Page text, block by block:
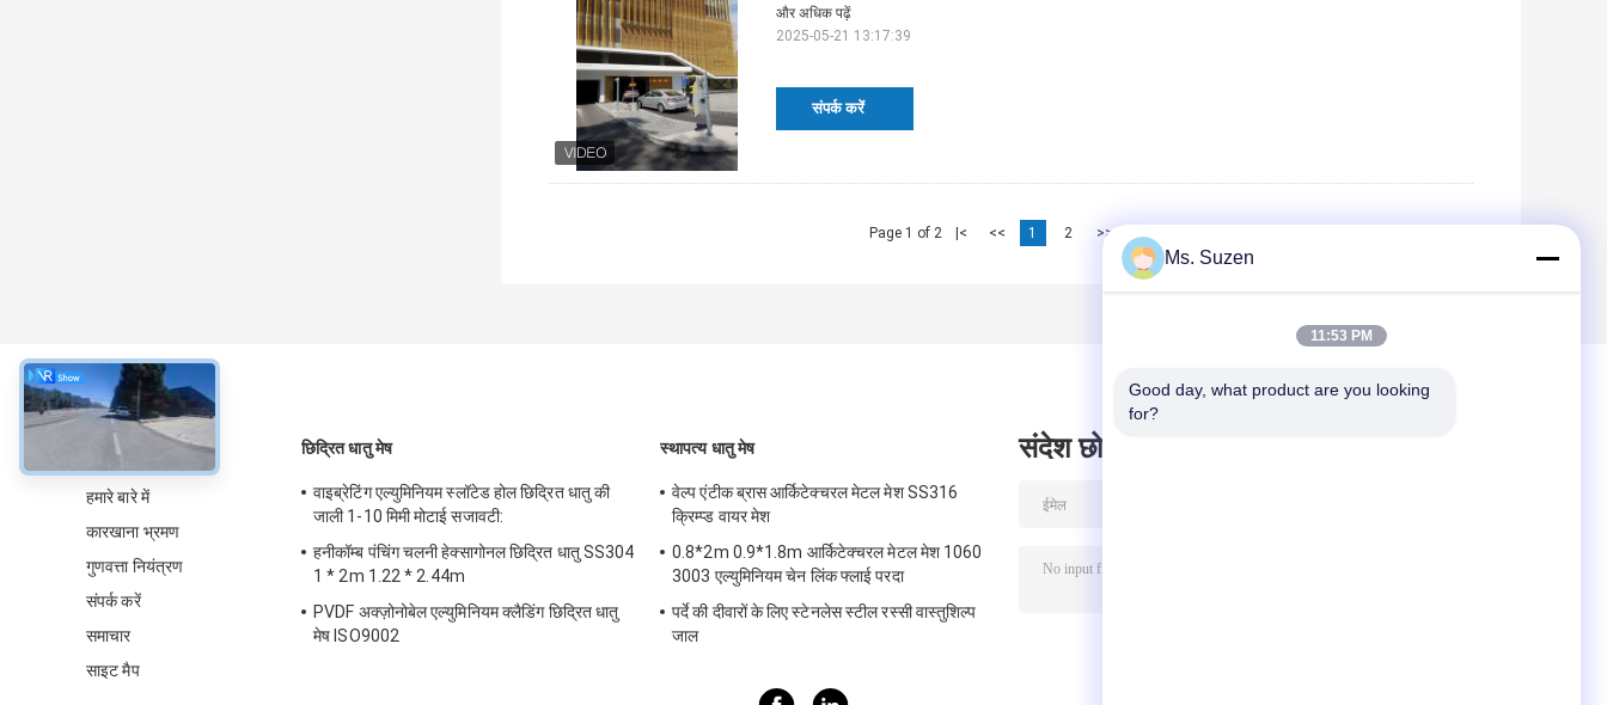
संपर्क करें
और अधिक पढ़ें
2025-05-21 13:17:39
Page 1 of 2 |< << 1 2 >> >|
के बारे में
हमारे बारे में
कारखाना भ्रमण
गुणवत्ता नियंत्रण
संपर्क करें
समाचार
साइट मैप
छिद्रित धातु मेष
वाइब्रेटिंग एल्युमिनियम स्लॉटेड होल छिद्रित धातु की
जाली 1-10 मिमी मोटाई सजावटी:
हनीकॉम्ब पंचिंग चलनी हेक्सागोनल छिद्रित धातु SS304
1 * 2m 1.22 * 2.44m
PVDF अक्ज़ोनोबेल एल्युमिनियम क्लैडिंग छिद्रित धातु
मेष ISO9002
स्थापत्य धातु मेष
वेल्प एंटीक ब्रास आर्किटेक्चरल मेटल मेश SS316
क्रिम्प्ड वायर मेश
0.8*2m 0.9*1.8m आर्किटेक्चरल मेटल मेश 1060
3003 एल्युमिनियम चेन लिंक फ्लाई परदा
पर्दे की दीवारों के लिए स्टेनलेस स्टील रस्सी वास्तुशिल्प
जाल
संदेश छोड़ दो
Ms. Suzen
11:53 PM
Good day, what product are you looking
for?